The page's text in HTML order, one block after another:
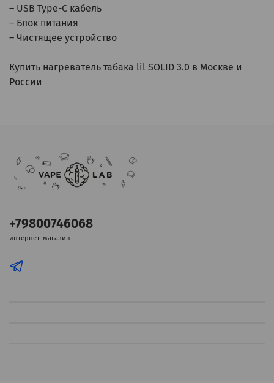
– USB Type-C кабель
– Блок питания
– Чистящее устройство
Купить нагреватель табака lil SOLID 3.0 в Москве и
России
+79800746068
интернет-магазин